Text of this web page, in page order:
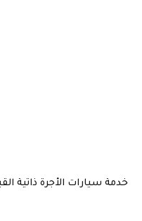
خدمة سيارات الأجرة ذاتية